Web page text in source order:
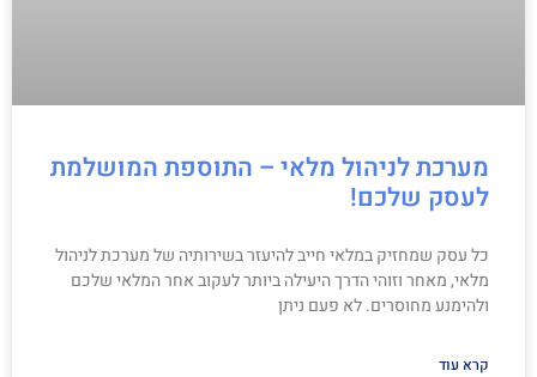
מערכת לניהול מלאי – התוספת המושלמת
לעסק שלכם!
כל עסק שמחזיק במלאי חייב להיעזר בשירותיה של מערכת לניהול
מלאי, מאחר וזוהי הדרך היעילה ביותר לעקוב אחר המלאי שלכם
ולהימנע מחוסרים. לא פעם ניתן
קרא עוד